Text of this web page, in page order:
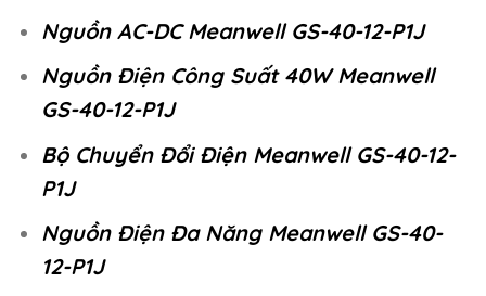
Nguồn AC-DC Meanwell GS-40-12-P1J
Nguồn Điện Công Suất 40W Meanwell
GS-40-12-P1J
Bộ Chuyển Đổi Điện Meanwell GS-40-12-
P1J
Nguồn Điện Đa Năng Meanwell GS-40-
12-P1J